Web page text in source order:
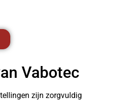
Vabotec
zijn zorgvuldig